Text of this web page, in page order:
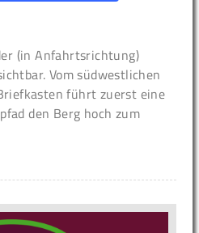
(in Anfahrtsrichtung)
Vom südwestlichen
führt zuerst eine
den Berg hoch zum